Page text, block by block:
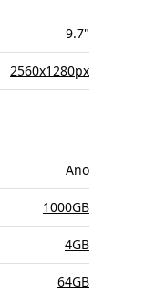
9.7"
2560x1280px
Ano
1000GB
4GB
64GB